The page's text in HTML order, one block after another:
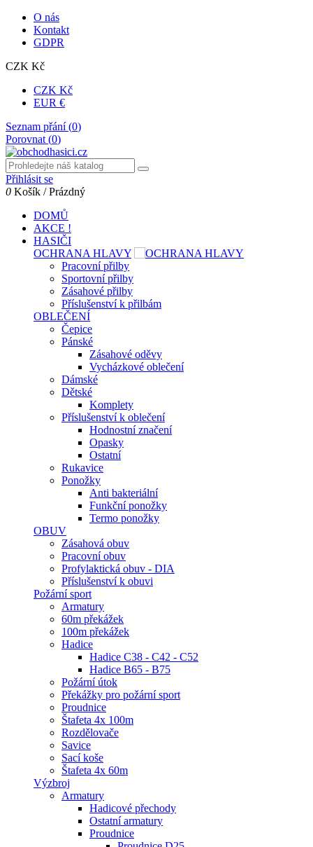
O nás
Kontakt
GDPR
CZK Kč
CZK Kč
EUR €
Seznam přání (0)
Porovnat (0)
Přihlásit se
0 Košík /Prázdný
DOMŮ
AKCE !
HASIČI
OCHRANA HLAVY
Pracovní přilby
Sportovní přilby
Zásahové přilby
Příslušenství k přilbám
OBLEČENÍ
Čepice
Pánské
Zásahové oděvy
Vycházkové oblečení
Dámské
Dětské
Komplety
Příslušenství k oblečení
Hodnostní značení
Opasky
Ostatní
Rukavice
Ponožky
Anti bakteriální
Funkční ponožky
Termo ponožky
OBUV
Zásahová obuv
Pracovní obuv
Profylaktická obuv - DIA
Příslušenství k obuvi
Požární sport
Armatury
60m překážek
100m překážek
Hadice
Hadice C38 - C42 - C52
Hadice B65 - B75
Požární útok
Překážky pro požární sport
Proudnice
Štafeta 4x 100m
Rozdělovače
Savice
Sací koše
Štafeta 4x 60m
Výzbroj
Armatury
Hadicové přechody
Ostatní armatury
Proudnice